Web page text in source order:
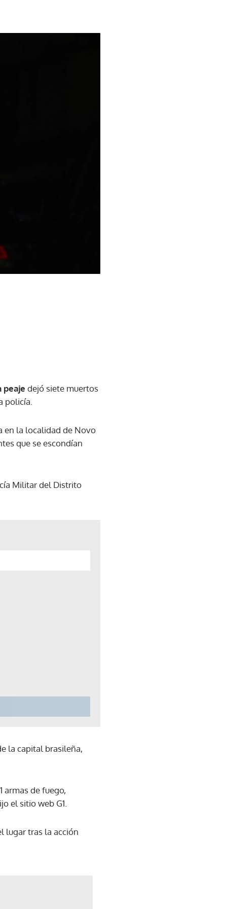
peaje dejó siete muertos
policía.
en la localidad de Novo
que se escondían
Militar del Distrito
la capital brasileña,
armas de fuego,
el sitio web G1.
lugar tras la acción